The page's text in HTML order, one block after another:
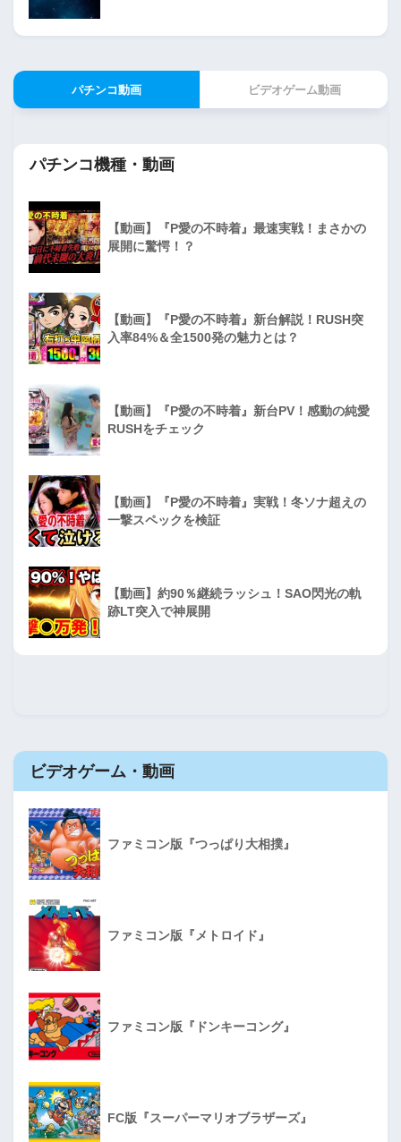
パチンコ動画 ビデオゲーム動画
パチンコ機種・動画
【動画】『P愛の不時着』最速実戦！まさかの
展開に驚愕！？
【動画】『P愛の不時着』新台解説！RUSH突
入率84%＆全1500発の魅力とは？
【動画】『P愛の不時着』新台PV！感動の純愛
RUSHをチェック
【動画】『P愛の不時着』実戦！冬ソナ超えの
一撃スペックを検証
【動画】約90％継続ラッシュ！SAO閃光の軌
跡LT突入で神展開
ビデオゲーム・動画
ファミコン版『つっぱり大相撲』
ファミコン版『メトロイド』
ファミコン版『ドンキーコング』
FC版『スーパーマリオブラザーズ』